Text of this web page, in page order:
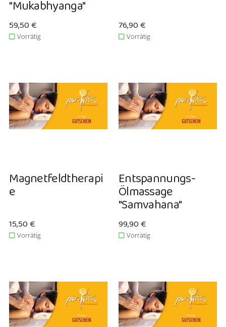
"Mukabhyanga"
Verkaufspreis: 59,50 €
59,50 €
Vorrätig
Verkaufspreis: 76,90 €
76,90 €
Vorrätig
Magnetfeldtherapi
e
Verkaufspreis: 15,50 €
15,50 €
Vorrätig
Entspannungs-
Ölmassage
"Samvahana"
Verkaufspreis: 99,90 €
99,90 €
Vorrätig